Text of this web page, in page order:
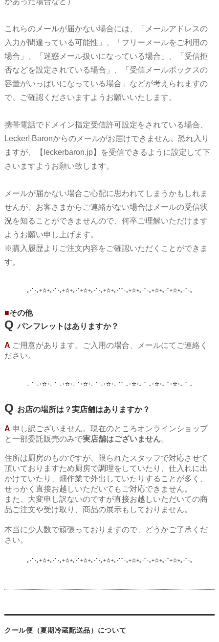
これらのメールが届かない場合には、「メールアドレスの
入力が間違っている可能性」、「フリーメールをご利用の
場合」、「迷惑メール扱いになっている場合」、「受信拒
否などを設定されている場合」、「受信メールボックスの
容量がいっぱいになっている場合」などが考えられますの
で、ご確認くださいますようお願いいたします。
携帯電話でドメイン指定受信許可設定をされている場合、
Lecker! Baronからのメールがお届けできません。恐れ入り
ますが、【leckerbaron.jp】を受信できるように設定して下
さいますようお願い致します。
メールが届かない場合ご心配に思われてしまうかもしれま
せんが、お客さまからご連絡がない場合はメールの受信状
況を知ることができませんので、何卒ご理解いただけます
ようお願い申し上げます。
※購入履歴よりご注文内容をご確認いただくことができま
す。
｡･ﾟ･｡+☆+｡･ﾟ･｡+☆+｡･ﾟ+☆+｡･ﾟ･｡+☆+｡･ﾟﾟ･｡+☆+｡･ﾟ･｡+☆+｡･ﾟ+☆+｡･ﾟ･｡
■その他
Qパンフレットはありますか？
A ご用意があります。ご入用の場合、メールにてご連絡く
ださい。
｡･ﾟ･｡+☆+｡･ﾟ･｡+☆+｡･ﾟ+☆+｡･ﾟ･｡+☆+｡･ﾟﾟ･｡+☆+｡･ﾟ･｡+☆+｡･ﾟ+☆+｡･ﾟ･｡
Q お店の場所は？実店舗はありますか？
A 申し訳ございません。現在のところオンラインショップ
と一部委託販売のみで実店舗はございません。
住所は厨房のものですが、限られたスタッフで対応させて
頂いておりますため厨房で調理をしていたり、仕入れに出
かけていたり、畑作業で外出していたりすることが多く、
せっかく直接お越しいただいてもご対応できません。
また、大変申し訳ないのですが直接お越しいただいての商
品ご注文や受け取り、商品の展示もしておりません。
本当に少人数で頑張っておりますので、どうかご了承くだ
さい。
｡･ﾟ･｡+☆+｡･ﾟ･｡+☆+｡･ﾟ+☆+｡･ﾟ･｡+☆+｡･ﾟﾟ･｡+☆+｡･ﾟ･｡+☆+｡･ﾟ+☆+｡･ﾟ･｡
クール便（夏期冷蔵配送品）について